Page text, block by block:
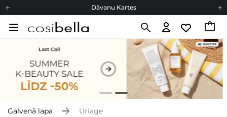
Dāvanu Kartes
Cosibella lojalitātes programma
Galvenā lapa Uriage